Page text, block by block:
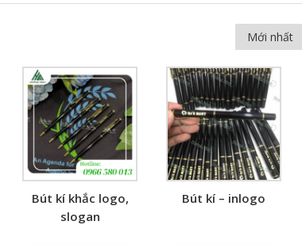
Bút kí khắc logo,
slogan
Bút kí – inlogo